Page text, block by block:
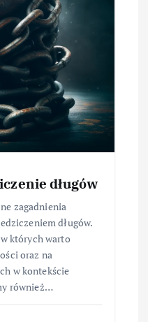
długów
zagadnienia
długów.
których warto
oraz na
w kontekście
również…